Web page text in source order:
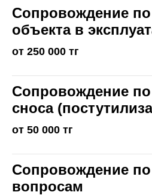
Сопровождение
объекта в
от 250 000 тг
Сопровождение
сноса
от 50 000 тг
Сопровождение
вопросам